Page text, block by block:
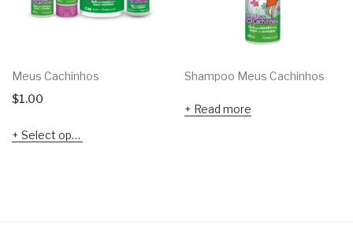
Meus Cachinhos
$1.00
Select options
Shampoo Meus Cachinhos
Read more